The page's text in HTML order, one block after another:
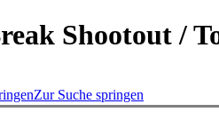
Shootout /
Zur Suche springen